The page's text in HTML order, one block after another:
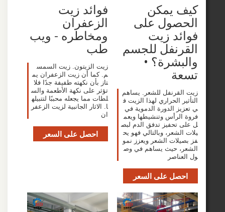
يمكن
على
زيت
للجسم
•
للشعر. يساهم
الحراري لهذا الزيت ف
الدورة الدموية في
وتنشيطها ويعم
تدفق الدم لبص
وبالتالي فهو يح
الشعر ويعزز نمو
حيث يساهم في وص
على السعر
فوائد زيت
الزعفران
ومخاطره - ويب
طب
زيت الزيتون. زيت السمس
م. كما أن زيت الزعفران يم
تاز بأن نكهته طفيفة جدًا فلا
تؤثر على نكهة الأطعمة والس
لطات مما يجعله محببًا لتتبيله
ا. الاثار الجانبية لزيت الزعفر
ان
احصل على السعر